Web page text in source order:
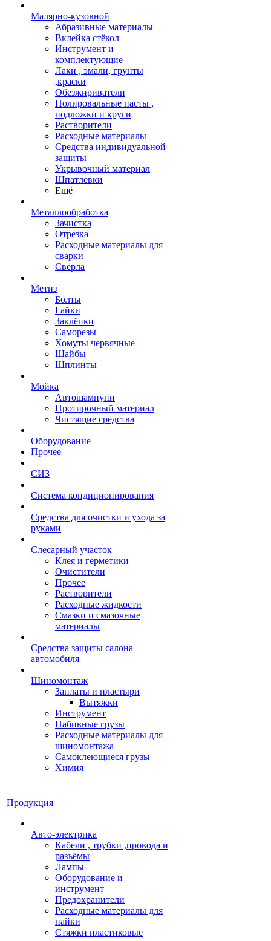
Малярно-кузовной
Абразивные материалы
Вклейка стёкол
Инструмент и
комплектующие
Лаки , эмали, грунты
,краски
Обезжириватели
Полировальные пасты ,
подложки и круги
Растворители
Расходные материалы
Средства индивидуальной
защиты
Укрывочный материал
Шпатлевки
Ещё
Металлообработка
Зачистка
Отрезка
Расходные материалы для
сварки
Свёрла
Метиз
Болты
Гайки
Заклёпки
Саморезы
Хомуты червячные
Шайбы
Шплинты
Мойка
Автошампуни
Протирочный материал
Чистящие средства
Оборудование
Прочее
СИЗ
Система кондиционирования
Средства для очистки и ухода за
руками
Слесарный участок
Клея и герметики
Очистители
Прочее
Растворители
Расходные жидкости
Смазки и смазочные
материалы
Средства защиты салона
автомобиля
Шиномонтаж
Заплаты и пластыри
Вытяжки
Инструмент
Набивные грузы
Расходные материалы для
шиномонтажа
Самоклеющиеся грузы
Химия
Продукция
Авто-электрика
Кабели , трубки ,провода и
разъёмы
Лампы
Оборудование и
инструмент
Предохранители
Расходные материалы для
пайки
Стяжки пластиковые